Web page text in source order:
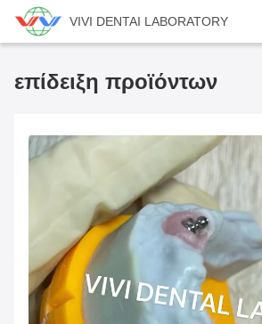
VIVI DENTAI LABORATORY
επίδειξη προϊόντων